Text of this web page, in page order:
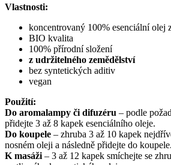
Vlastnosti:
koncentrovaný 100% esenciální olej
BIO kvalita
100% přírodní složení
z udržitelného zemědělství
bez syntetických aditiv
vegan
Použití:
Do aromalampy či difuzéru –⁠ podle
přidejte 3 až 8 kapek esenciálního oleje.
Do koupele –⁠ zhruba 3 až 10 kapek
nosném oleji a následně přidejte do koupele.
K masáži –⁠ 3 až 12 kapek smíchejte se